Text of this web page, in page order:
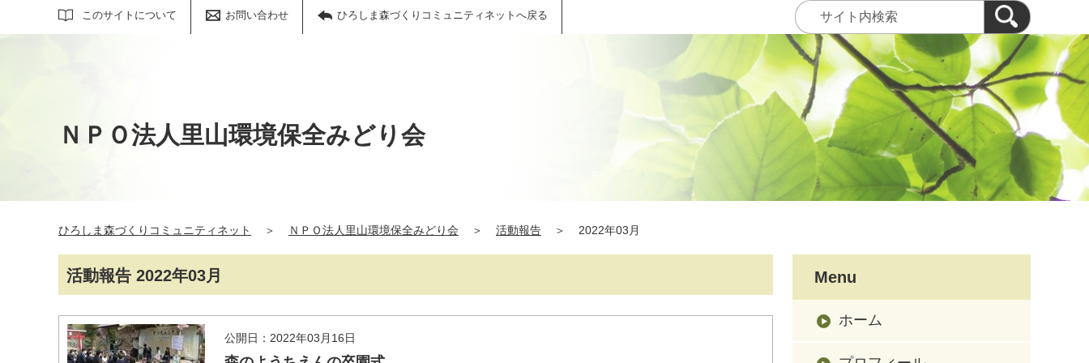
このサイトについて お問い合わせ ひろしま森づくりコミュニティネットへ戻る
サイト内検索
ＮＰＯ法人里山環境保全みどり会
ひろしま森づくりコミュニティネット ＞ ＮＰＯ法人里山環境保全みどり会 ＞ 活動報告 ＞ 2022年03月
活動報告 2022年03月
公開日：2022年03月16日
Menu
ホーム